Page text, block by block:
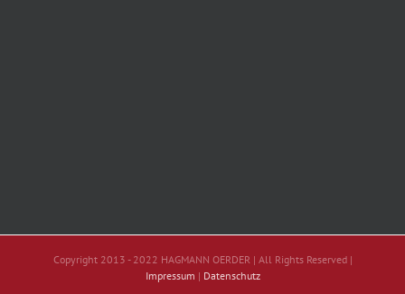
Copyright 2013 - 2022 HAGMANN OERDER | All Rights Reserved |
Impressum | Datenschutz